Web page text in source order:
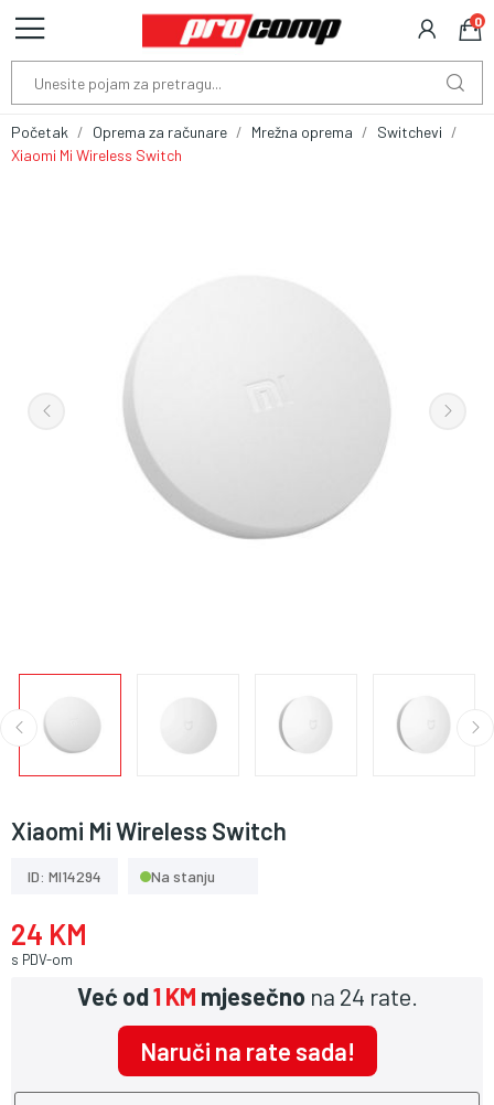
0
Početak Oprema za računare Mrežna oprema
Switchevi
Xiaomi Mi Wireless Switch
Xiaomi Mi Wireless Switch
ID: MI14294 Na stanju
24 KM
s PDV-om
Već od1 KM mjesečno na 24 rate.
Naruči na rate sada!